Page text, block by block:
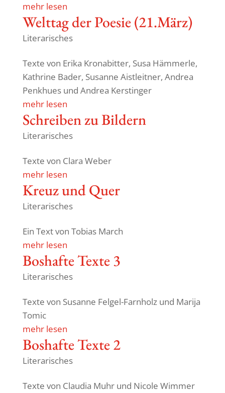
mehr lesen
Welttag der Poesie (21.März)
Literarisches
Texte von Erika Kronabitter, Susa Hämmerle,
Kath­rine Bader, Susanne Aist­leitner, Andrea
Penkhues und Andrea Kerstinger
mehr lesen
Schreiben zu Bildern
Literarisches
Texte von Clara Weber
mehr lesen
Kreuz und Quer
Literarisches
Ein Text von Tobias March
mehr lesen
Boshafte Texte 3
Literarisches
Texte von Susanne Felgel-Farn­holz und Marija
Tomic
mehr lesen
Boshafte Texte 2
Literarisches
Texte von Claudia Muhr und Nicole Wimmer